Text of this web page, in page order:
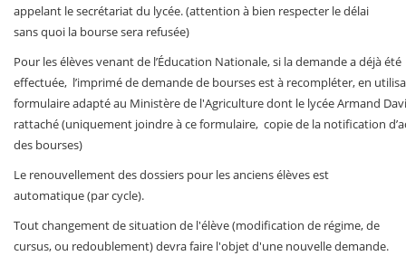
appelant le secrétariat du lycée. (attention à bien respecter le délai
sans quoi la bourse sera refusée)
Pour les élèves venant de l’Éducation Nationale, si la demande a déjà été
effectuée, l’imprimé de demande de bourses est à recompléter, en
formulaire adapté au Ministère de l'Agriculture dont le lycée Armand
rattaché (uniquement joindre à ce formulaire, copie de la notification
des bourses)
Le renouvellement des dossiers pour les anciens élèves est
automatique (par cycle).
Tout changement de situation de l'élève (modification de régime, de
cursus, ou redoublement) devra faire l'objet d'une nouvelle demande.